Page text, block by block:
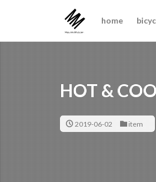
home
HOT &
2019-06-02 item